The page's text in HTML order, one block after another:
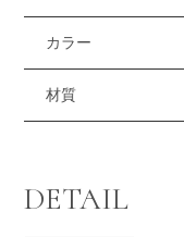
カラー
材質
DETAIL